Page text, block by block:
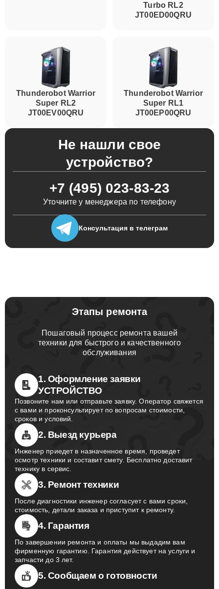
Turbo RL2
JT00ED00QRU
Thunderobot Warrior
Super RL2
JT00EV00QRU
Thunderobot Warrior
Super RL1
JT00EP00QRU
Не нашли свое
устройство?
+7 (495) 023-83-23
Уточните у менеджера по телефону
Консультация в телеграм
Этапы ремонта
Пошаговый процесс ремонта вашей
техники для быстрого и качественного
обслуживания
1. Оформление заявки
УСТРОЙСТВО
Позвоните нам или отправьте заявку. Оператор свяжется
с вами и проконсультирует по вопросам стоимости,
сроков и условий.
2. Выезд курьера
Инженер приедет в назначенное время, проведет
осмотр техники и составит смету. Бесплатно доставит
технику в сервис.
3. Ремонт техники
После диагностики инженер согласует с вами сроки,
стоимость, детали заказа и приступит к ремонту.
4. Гарантия
По завершении ремонта и оплаты мы выдадим вам
фирменную гарантию. Гарантия действует на услуги и
запчасти до 3 лет.
5. Сообщаем о готовности